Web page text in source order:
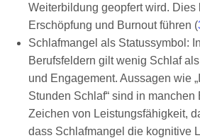
Weiterbildung geopfert wird. Dies
Erschöpfung und Burnout führen (
Schlafmangel als Statussymbol:
Berufsfeldern gilt wenig Schlaf
und Engagement. Aussagen wie
Stunden Schlaf“ sind in manchen
Zeichen von Leistungsfähigkeit,
dass Schlafmangel die kognitive